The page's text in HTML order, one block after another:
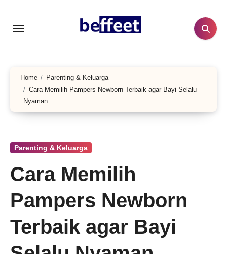
konten
Home
Parenting & Keluarga
Cara Memilih Pampers Newborn Terbaik agar Bayi Selalu
Nyaman
Parenting & Keluarga
Cara Memilih
Pampers Newborn
Terbaik agar Bayi